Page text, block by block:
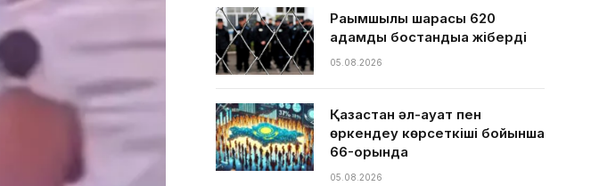
Рақымшылық шарасы 620
адамды бостандыққа жіберді
05.08.2026
Қазақстан әл-ауқат пен
өркендеу көрсеткіші бойынша
66-орында
05.08.2026